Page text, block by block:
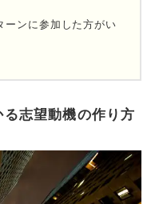
ンに参加した方がい
る志望動機の作り方